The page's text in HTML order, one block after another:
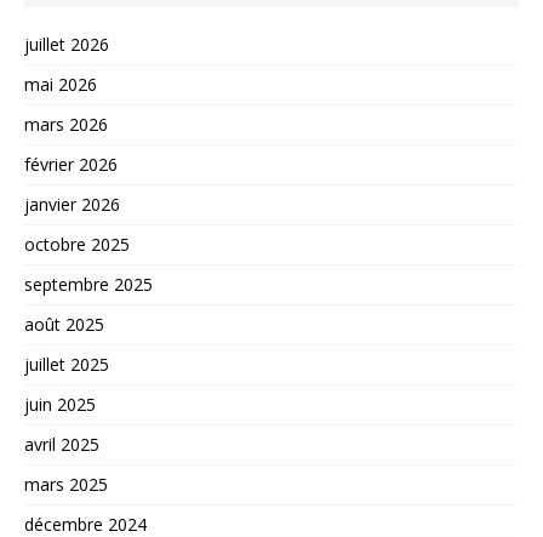
juillet 2026
mai 2026
mars 2026
février 2026
janvier 2026
octobre 2025
septembre 2025
août 2025
juillet 2025
juin 2025
avril 2025
mars 2025
décembre 2024